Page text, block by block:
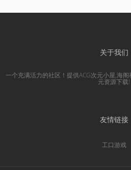
关于我们
一个充满活力的社区！提供ACG次元小屋,海
元资源下载!
友情链接
工口游戏